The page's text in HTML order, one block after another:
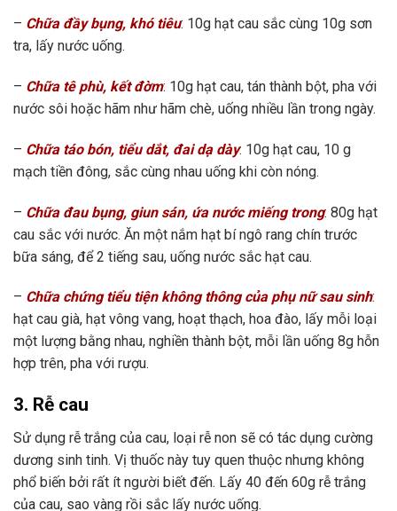
– Chữa đầy bụng, khó tiêu: 10g hạt cau sắc cùng 10g sơn
tra, lấy nước uống.
– Chữa tê phù, kết đờm: 10g hạt cau, tán thành bột, pha với
nước sôi hoặc hãm như hãm chè, uống nhiều lần trong ngày.
– Chữa táo bón, tiểu dắt, đai dạ dày: 10g hạt cau, 10 g
mạch tiền đông, sắc cùng nhau uống khi còn nóng.
– Chữa đau bụng, giun sán, ứa nước miếng trong: 80g hạt
cau sắc với nước. Ăn một nắm hạt bí ngô rang chín trước
bữa sáng, để 2 tiếng sau, uống nước sắc hạt cau.
– Chữa chứng tiểu tiện không thông của phụ nữ sau sinh:
hạt cau già, hạt vông vang, hoạt thạch, hoa đào, lấy mỗi loại
một lượng bằng nhau, nghiền thành bột, mỗi lần uống 8g hỗn
hợp trên, pha với rượu.
3. Rễ cau
Sử dụng rễ trắng của cau, loại rễ non sẽ có tác dụng cường
dương sinh tinh. Vị thuốc này tuy quen thuộc nhưng không
phổ biến bởi rất ít người biết đến. Lấy 40 đến 60g rễ trắng
của cau, sao vàng rồi sắc lấy nước uống.